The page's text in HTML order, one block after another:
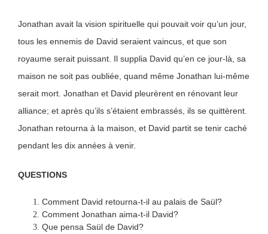
Jonathan avait la vision spirituelle qui pouvait voir qu’un jour,
tous les ennemis de David seraient vaincus, et que son
royaume serait puissant. Il supplia David qu’en ce jour-là, sa
maison ne soit pas oubliée, quand même Jonathan lui-même
serait mort. Jonathan et David pleurèrent en rénovant leur
alliance; et après qu’ils s’étaient embrassés, ils se quittèrent.
Jonathan retourna à la maison, et David partit se tenir caché
pendant les dix années à venir.
QUESTIONS
Comment David retourna-t-il au palais de Saül?
Comment Jonathan aima-t-il David?
Que pensa Saül de David?